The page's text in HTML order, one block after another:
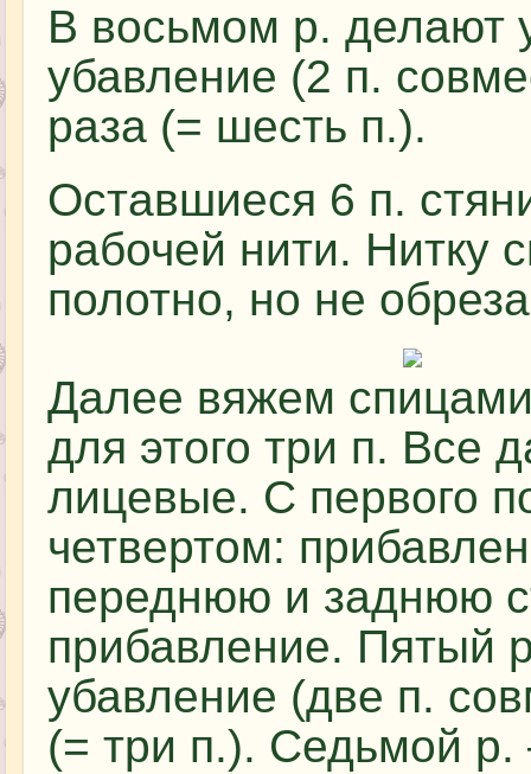
В восьмом р. делают
убавление (2 п.
раза (= шесть п.).
Оставшиеся 6 п.
рабочей нити. Нитку
полотно, но не
Далее вяжем
для этого три п. Все
лицевые. С первого
четвертом:
переднюю и заднюю
прибавление. Пятый
убавление (две п.
(= три п.). Седьмой р.